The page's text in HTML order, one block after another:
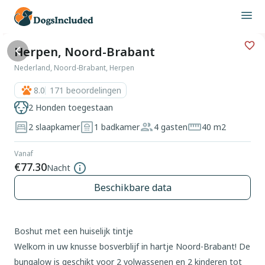
Herpen, Noord-Brabant
Nederland, Noord-Brabant, Herpen
8.0 171 beoordelingen
2 Honden toegestaan
2 slaapkamer
1 badkamer 4 gasten 40 m2
Vanaf
€77.30Nacht
Beschikbare data
Boshut met een huiselijk tintje
Welkom in uw knusse bosverblijf in hartje Noord-Brabant! De
bungalow is geschikt voor 2 volwassenen en 2 kinderen tot